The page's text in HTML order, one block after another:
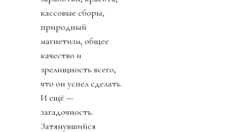
открывает дверь,
успокаивает собак,
выкладывает сыр и
крекеры. Утром
мужик прибрался в
шкафу. Но это
рассказ о Брэде
Питте, который
входит в один